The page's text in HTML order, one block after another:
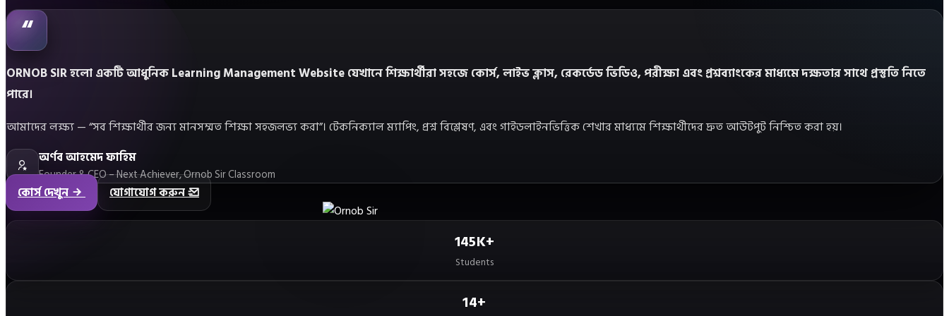
“
ORNOB SIR হলো একটি আধুনিক Learning Management Website যেখানে শিক্ষার্থীরা সহজে কোর্স, লাইভ ক্লাস, রেকর্ডেড ভিডিও, পরীক্ষা এবং প্রশ্নব্যাংকের মাধ্যমে দক্ষতার সাথে প্রস্তুতি নিতে
পারে।
আমাদের লক্ষ্য — “সব শিক্ষার্থীর জন্য মানসম্মত শিক্ষা সহজলভ্য করা”। টেকনিক্যাল ম্যাপিং, প্রশ্ন বিশ্লেষণ, এবং গাইডলাইনভিত্তিক শেখার মাধ্যমে শিক্ষার্থীদের দ্রুত আউটপুট নিশ্চিত করা হয়।
অর্ণব আহমেদ ফাহিম
Founder & CEO – Next Achiever, Ornob Sir Classroom
কোর্স দেখুন যোগাযোগ করুন
145K+
Students
14+